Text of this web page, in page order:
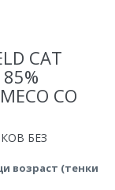
CAT
85%
СО
БЕЗ
возраст (тенки